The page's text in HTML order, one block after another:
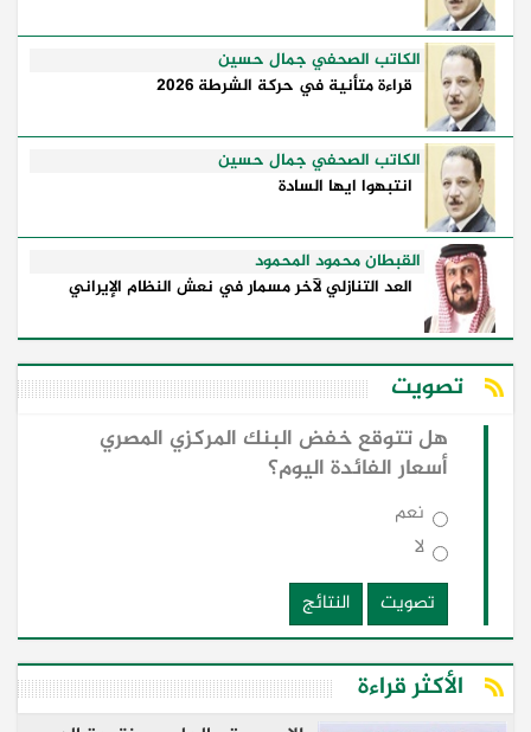
الكاتب الصحفي جمال حسين
قراءة متأنية في حركة الشرطة 2026
الكاتب الصحفي جمال حسين
انتبهوا ايها السادة
القبطان محمود المحمود
العد التنازلي لآخر مسمار في نعش النظام الإيراني
تصويت
هل تتوقع خفض البنك المركزي المصري
أسعار الفائدة اليوم؟
نعم
لا
تصويت
النتائج
الأكثر قراءة